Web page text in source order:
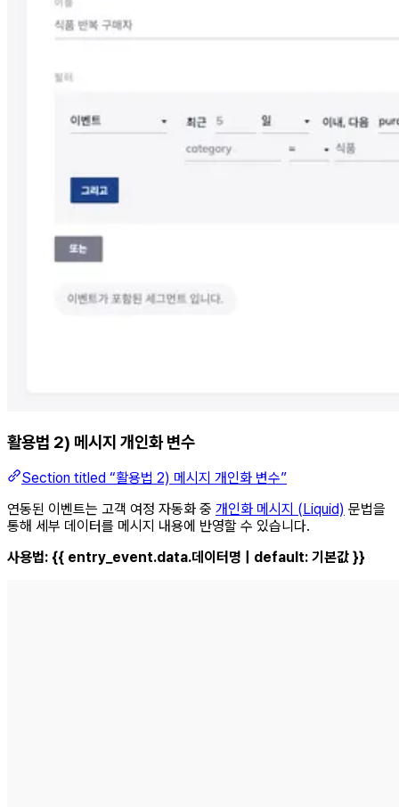
활용법 2) 메시지 개인화 변수
Section titled “활용법 2) 메시지 개인화 변수”
연동된 이벤트는 고객 여정 자동화 중 개인화 메시지 (Liquid) 문법을
통해 세부 데이터를 메시지 내용에 반영할 수 있습니다.
사용법: {{ entry_event.data.데이터명 | default: 기본값 }}